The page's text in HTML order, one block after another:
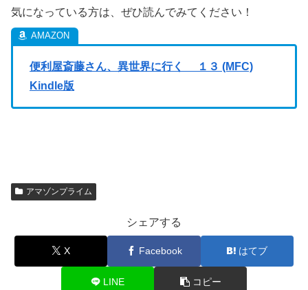
気になっている方は、ぜひ読んでみてください！
便利屋斎藤さん、異世界に行く １３ (MFC)
Kindle版
アマゾンプライム
シェアする
X Facebook はてブ
LINE コピー